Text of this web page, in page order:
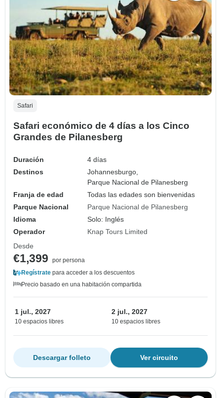
Safari
Safari económico de 4 días a los Cinco
Grandes de Pilanesberg
Duración
4 días
Destinos
Johannesburgo,
Parque Nacional de Pilanesberg
Franja de edad
Todas las edades son bienvenidas
Parque Nacional
Parque Nacional de Pilanesberg
Idioma
Solo: Inglés
Operador
Knap Tours Limited
Desde
€1,399
por persona
Regístrate para acceder a los descuentos
Precio basado en una habitación compartida
1 jul., 2027
10 espacios libres
2 jul., 2027
10 espacios libres
Ver circuito
Descargar folleto